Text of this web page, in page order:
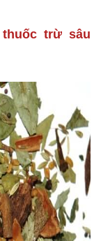
trừ sâu